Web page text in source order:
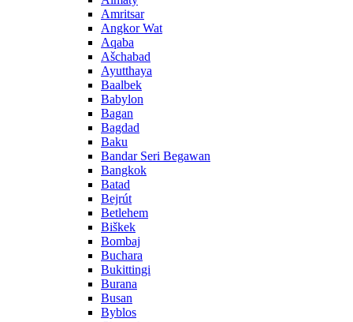
Amritsar
Angkor Wat
Aqaba
Ašchabad
Ayutthaya
Baalbek
Babylon
Bagan
Bagdad
Baku
Bandar Seri Begawan
Bangkok
Batad
Bejrút
Betlehem
Biškek
Bombaj
Buchara
Bukittingi
Burana
Busan
Byblos